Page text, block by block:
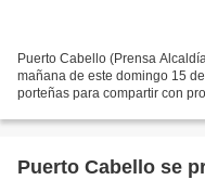
Puerto Cabello (Prensa
mañana de este domingo 15
porteñas para compartir con
Puerto Cabello se